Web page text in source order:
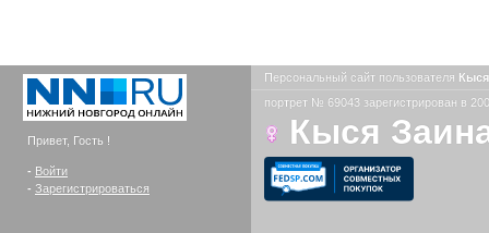
Привет, Гость !
- Войти
- Зарегистрироваться
Персональный сайт пользователя
портрет № 69043 зарегистрирован в
Кыся